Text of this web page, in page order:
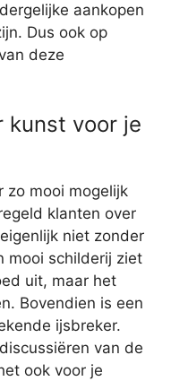
aankopen
Dus ook op
deze
kunst voor je
mooi mogelijk
klanten over
niet zonder
mooi schilderij ziet
uit, maar het
Bovendien is een
ijsbreker.
van de
ook voor je